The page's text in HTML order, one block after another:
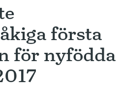
första
för nyfödda